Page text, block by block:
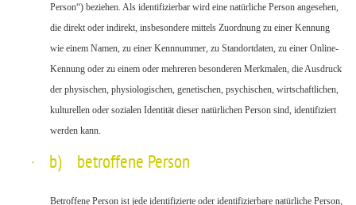
Person“) beziehen. Als identifizierbar wird eine natürliche Person angesehen,
die direkt oder indirekt, insbesondere mittels Zuordnung zu einer Kennung
wie einem Namen, zu einer Kennnummer, zu Standortdaten, zu einer Online-
Kennung oder zu einem oder mehreren besonderen Merkmalen, die Ausdruck
der physischen, physiologischen, genetischen, psychischen, wirtschaftlichen,
kulturellen oder sozialen Identität dieser natürlichen Person sind, identifiziert
werden kann.
· b) betroffene Person
Betroffene Person ist jede identifizierte oder identifizierbare natürliche Person,